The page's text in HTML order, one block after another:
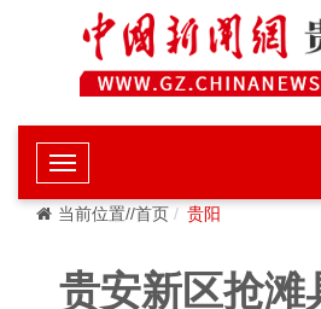
当前位置//首页 贵阳
贵安新区抢滩